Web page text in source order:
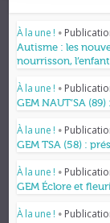
À la une ! •
Autisme : les
nourrisson,
À la une ! •
GEM NAUT’SA
À la une ! •
GEM TSA (58) :
À la une ! •
GEM Éclore et
À la une ! •